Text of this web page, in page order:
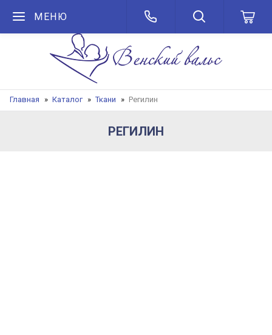
МЕНЮ
Главная Каталог Ткани Регилин
РЕГИЛИН